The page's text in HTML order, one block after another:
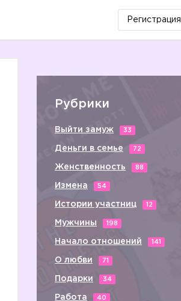
Регистрация
Рубрики
Выйти замуж 33
Деньги в семье 72
Женственность 88
Измена 54
Истории участниц 12
Мужчины 198
Начало отношений 141
О любви 71
Подарки 34
Работа 40